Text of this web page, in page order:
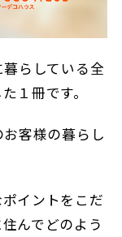
らしている全
１冊です。
客様の暮らし
イントをこだ
んでどのよう